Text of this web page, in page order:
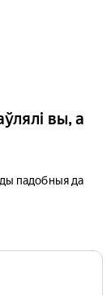
вы, а
падобныя да